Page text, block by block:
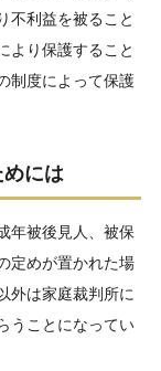
不利益を被ること
より保護すること
制度によって保護
めには
年被後見人、被保
定めが置かれた場
外は家庭裁判所に
うことになってい